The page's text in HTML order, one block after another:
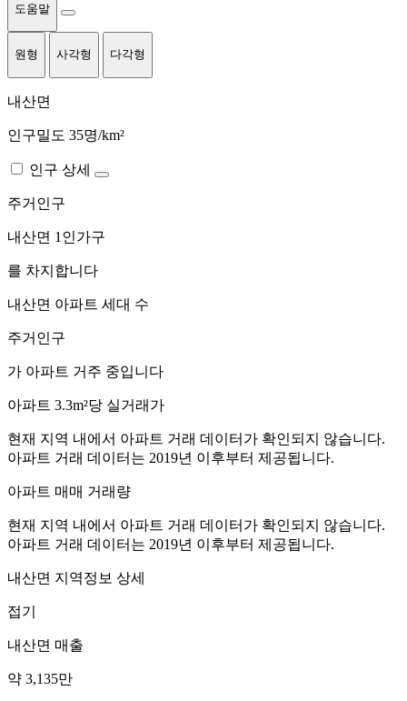
도움말
원형 사각형 다각형
내산면
인구밀도 35명/km²
인구 상세
주거인구
내산면 1인가구
를 차지합니다
내산면 아파트 세대 수
주거인구
가 아파트 거주 중입니다
아파트 3.3m²당 실거래가
현재 지역 내에서 아파트 거래 데이터가 확인되지 않습니다.
아파트 거래 데이터는 2019년 이후부터 제공됩니다.
아파트 매매 거래량
현재 지역 내에서 아파트 거래 데이터가 확인되지 않습니다.
아파트 거래 데이터는 2019년 이후부터 제공됩니다.
내산면 지역정보 상세
접기
내산면 매출
약 3,135만